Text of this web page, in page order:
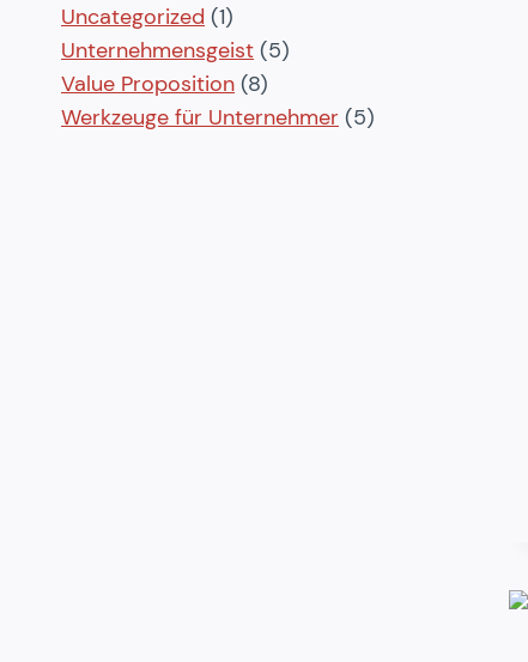
Uncategorized (1)
Unternehmensgeist (5)
Value Proposition (8)
Werkzeuge für Unternehmer (5)